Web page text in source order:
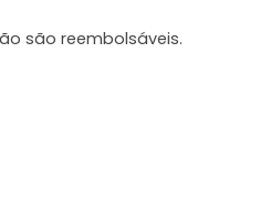
são reembolsáveis.